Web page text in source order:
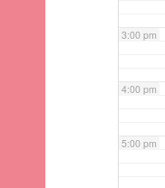
3:00 pm
4:00 pm
5:00 pm